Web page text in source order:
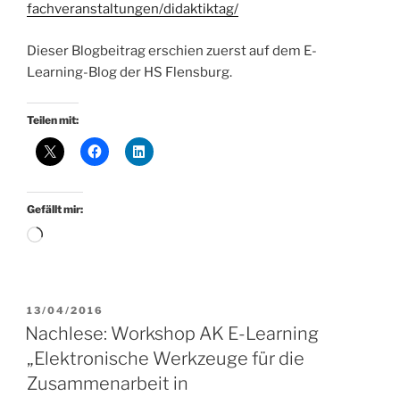
fachveranstaltungen/didaktiktag/
Dieser Blogbeitrag erschien zuerst auf dem E-
Learning-Blog der HS Flensburg.
Teilen mit:
Gefällt mir:
Wird
VERÖFFENTLICHT
AM
13/04/2016
Nachlese: Workshop AK E-Learning
„Elektronische Werkzeuge für die
Zusammenarbeit in